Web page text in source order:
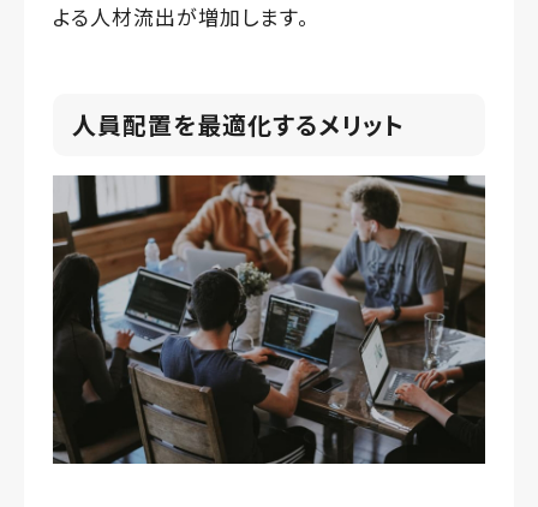
よる人材流出が増加します。
人員配置を最適化するメリット